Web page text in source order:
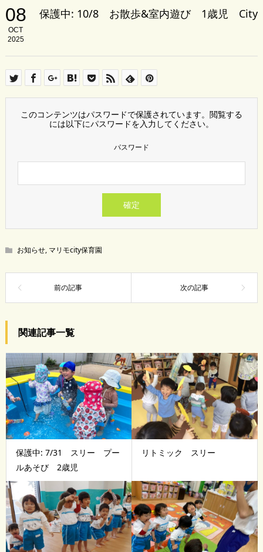
08
OCT
2025
保護中: 10/8 お散歩&室内遊び 1歳児 City
このコンテンツはパスワードで保護されています。閲覧する
には以下にパスワードを入力してください。
パスワード
お知らせ, マリモcity保育園
関連記事一覧
保護中: 7/31 スリー プー
ルあそび 2歳児
リトミック スリー